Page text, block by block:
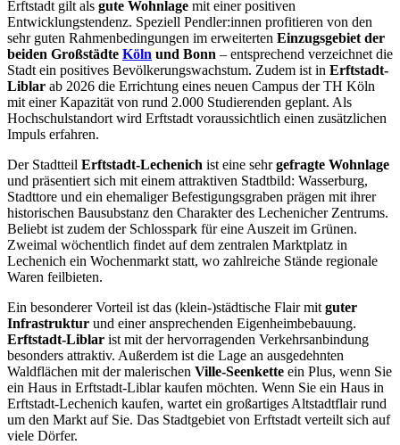
Erftstadt gilt als gute Wohnlage mit einer positiven
Entwicklungstendenz. Speziell Pendler:innen profitieren von den
sehr guten Rahmenbedingungen im erweiterten Einzugsgebiet der
beiden Großstädte Köln und Bonn – entsprechend verzeichnet die
Stadt ein positives Bevölkerungswachstum. Zudem ist in Erftstadt-
Liblar ab 2026 die Errichtung eines neuen Campus der TH Köln
mit einer Kapazität von rund 2.000 Studierenden geplant. Als
Hochschulstandort wird Erftstadt voraussichtlich einen zusätzlichen
Impuls erfahren.
Der Stadtteil Erftstadt-Lechenich ist eine sehrgefragte Wohnlage
und präsentiert sich mit einem attraktiven Stadtbild: Wasserburg,
Stadttore und ein ehemaliger Befestigungsgraben prägen mit ihrer
historischen Bausubstanz den Charakter des Lechenicher Zentrums.
Beliebt ist zudem der Schlosspark für eine Auszeit im Grünen.
Zweimal wöchentlich findet auf dem zentralen Marktplatz in
Lechenich ein Wochenmarkt statt, wo zahlreiche Stände regionale
Waren feilbieten.
Ein besonderer Vorteil ist das (klein-)städtische Flair mit guter
Infrastruktur und einer ansprechenden Eigenheimbebauung.
Erftstadt-Liblar ist mit der hervorragenden Verkehrsanbindung
besonders attraktiv. Außerdem ist die Lage an ausgedehnten
Waldflächen mit der malerischen Ville-Seenkette ein Plus, wenn Sie
ein Haus in Erftstadt-Liblar kaufen möchten. Wenn Sie ein Haus in
Erftstadt-Lechenich kaufen, wartet ein großartiges Altstadtflair rund
um den Markt auf Sie. Das Stadtgebiet von Erftstadt verteilt sich auf
viele Dörfer.